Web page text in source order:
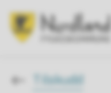
Du er her:
Tilskudd